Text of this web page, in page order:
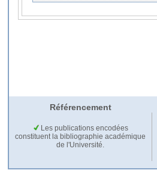
Référencement
Les publications encodées
constituent la bibliographie académique
de l'Université.